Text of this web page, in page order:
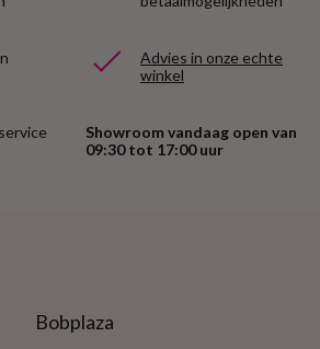
Advies in onze echte
winkel
Showroom vandaag open van
09:30 tot 17:00 uur
Bobplaza